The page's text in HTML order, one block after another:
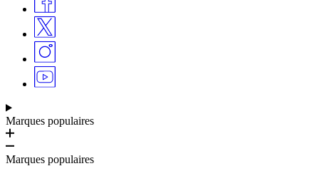
Marques populaires
Marques populaires